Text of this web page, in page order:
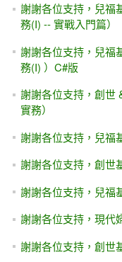
謝謝各位支持，兒福
務(I) -- 實戰入門篇）
謝謝各位支持，兒福
務(I) ）C#版
謝謝各位支持，創世
實務）
謝謝各位支持，兒福
謝謝各位支持，創世
謝謝各位支持，兒福
謝謝各位支持，現代
謝謝各位支持，創世